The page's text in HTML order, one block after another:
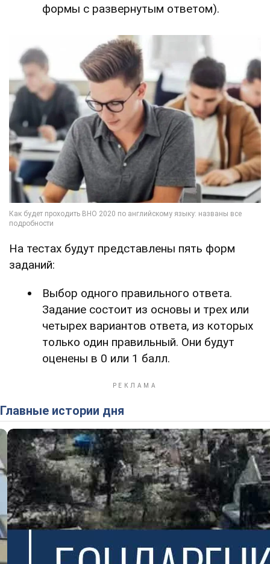
формы с развернутым ответом).
На тестах будут представлены пять форм
заданий:
Выбор одного правильного ответа.
Задание состоит из основы и трех или
четырех вариантов ответа, из которых
только один правильный. Они будут
оценены в 0 или 1 балл.
Главные истории дня